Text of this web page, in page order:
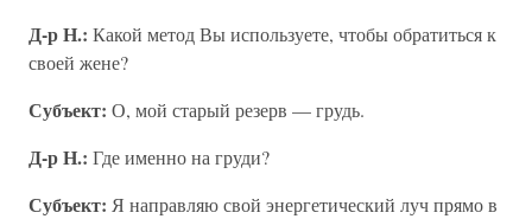
Д-р Н.: Какой метод Вы используете, чтобы обратиться к
своей жене?
Субъект: О, мой старый резерв — грудь.
Д-р Н.: Где именно на груди?
Субъект: Я направляю свой энергетический луч прямо в